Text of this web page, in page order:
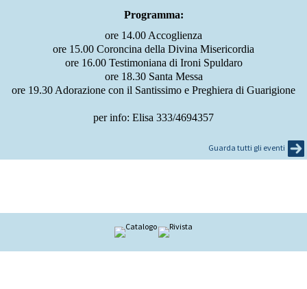
Programma:
ore 14.00 Accoglienza
ore 15.00 Coroncina della Divina Misericordia
ore 16.00 Testimoniana di Ironi Spuldaro
ore 18.30 Santa Messa
ore 19.30 Adorazione con il Santissimo e Preghiera di Guarigione
per info: Elisa 333/4694357
Guarda tutti gli eventi